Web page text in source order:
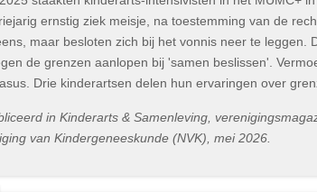
ernstig ziek meisje, na toestemming van de
maar besloten zich bij het vonnis neer te leggen.
de grenzen aanlopen bij 'samen beslissen'.
Drie kinderartsen delen hun ervaringen over
in Kinderarts & Samenleving,
van Kindergeneeskunde (NVK), mei 2026.